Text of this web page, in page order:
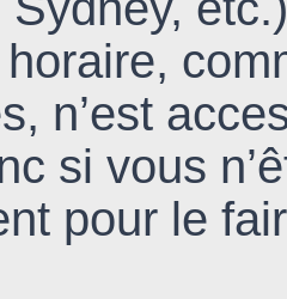
n’est
si vous
pour le